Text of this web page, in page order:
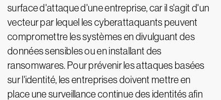
surface d'attaque d'une entreprise, car il s'agit d'un
vecteur par lequel les cyberattaquants peuvent
compromettre les systèmes en divulguant des
données sensibles ou en installant des
ransomwares. Pour prévenir les attaques basées
sur l'identité, les entreprises doivent mettre en
place une surveillance continue des identités afin